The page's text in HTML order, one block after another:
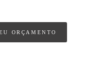
ORÇAMENTO